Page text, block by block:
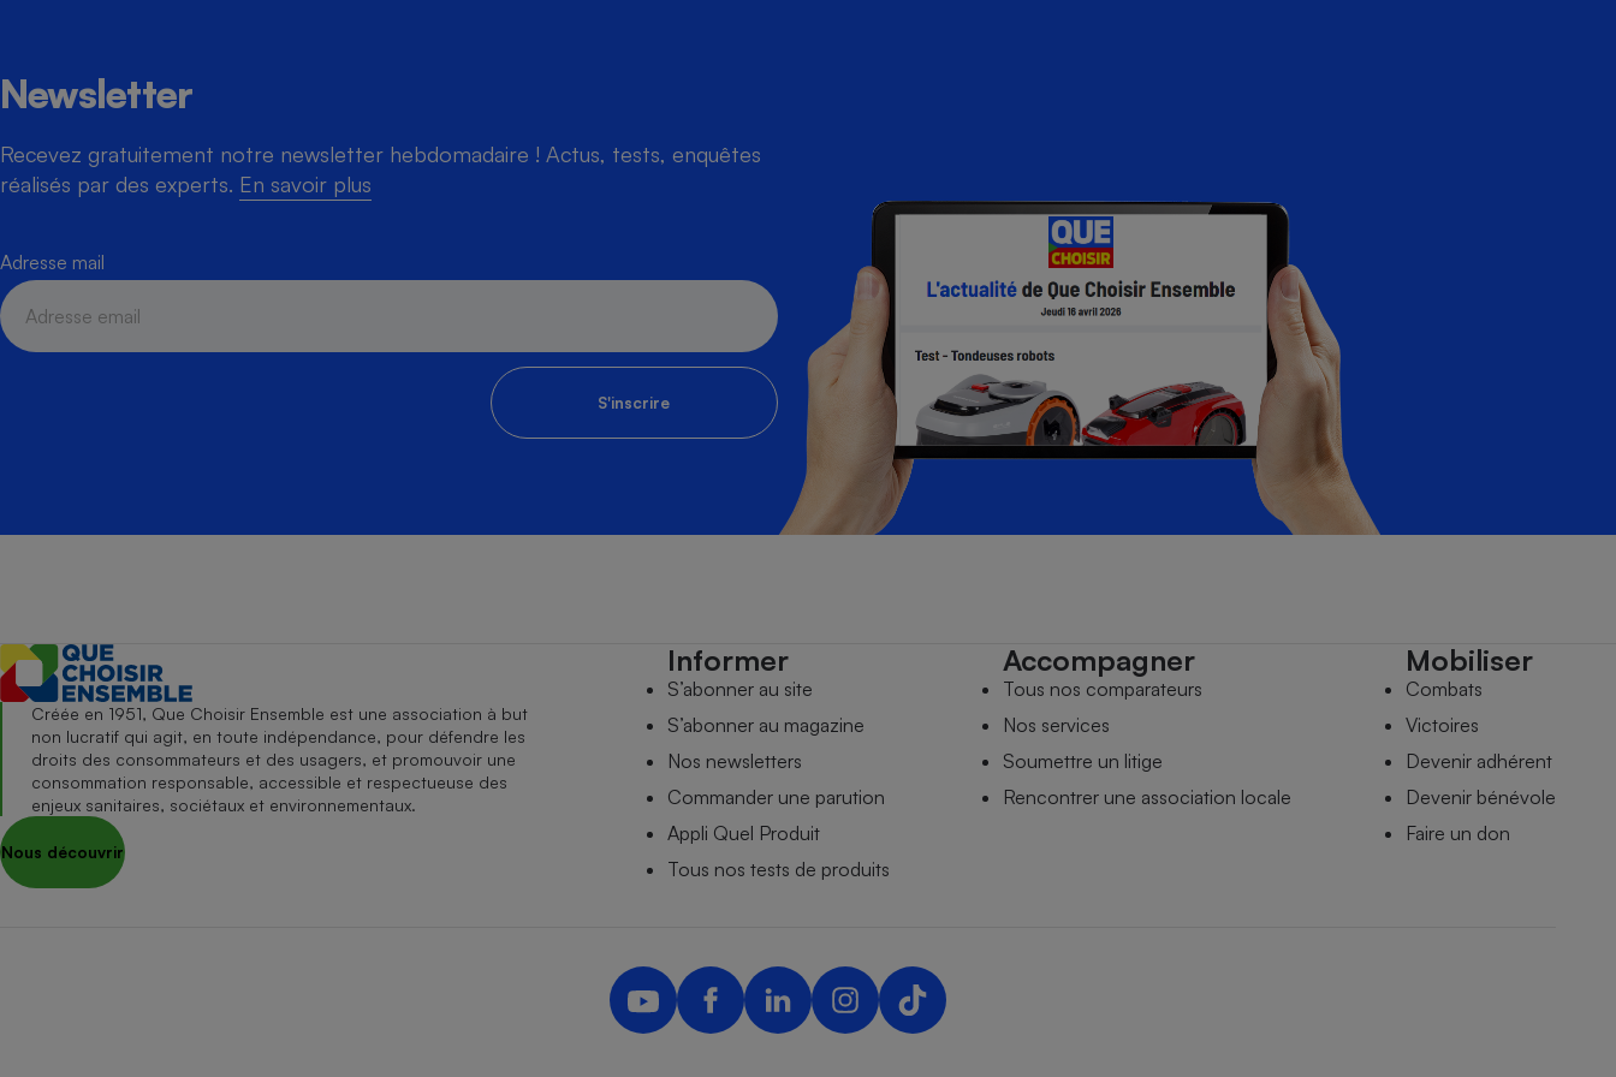
Newsletter
Recevez gratuitement notre newsletter hebdomadaire ! Actus, tests, enquêtes
réalisés par des experts. En savoir plus
Adresse mail
S'inscrire
Robot ménager
Créée en 1951, Que Choisir Ensemble est une association à but
non lucratif qui agit, en toute indépendance, pour défendre les
droits des consommateurs et des usagers, et promouvoir une
consommation responsable, accessible et respectueuse des
enjeux sanitaires, sociétaux et environnementaux.
Nous découvrir
Informer
S’abonner au site
S’abonner au magazine
Nos newsletters
Commander une parution
Appli Quel Produit
Tous nos tests de produits
Accompagner
Tous nos comparateurs
Nos services
Soumettre un litige
Rencontrer une association locale
Mobiliser
Combats
Victoires
Devenir adhérent
Devenir bénévole
Faire un don